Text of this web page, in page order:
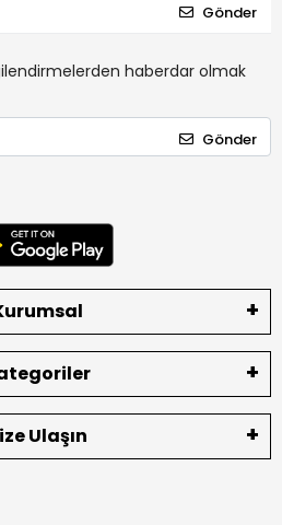
Gönder
haberdar olmak
Gönder
Ulaşın